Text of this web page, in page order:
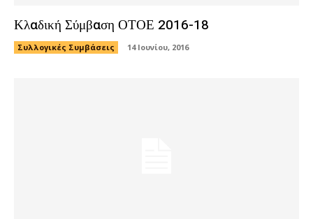
Κλαδική Σύμβαση ΟΤΟΕ 2016-18
Συλλογικές Συμβάσεις 14 Ιουνίου, 2016